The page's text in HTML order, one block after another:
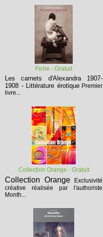
Fiche - Gratuit
Les carnets d'Alexandra 1907-
1908 - Littérature érotique Premier
livre...
Collection Orange - Gratuit
Collection Orange
Exclusivité
créative réalisée par l'authoriste
Month...